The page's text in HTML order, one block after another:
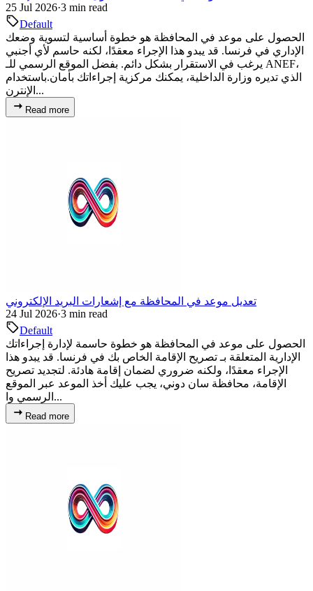
25 Jul 2026·3 min read
Default
الحصول على موعد في المحافظة هو خطوة أساسية لتسوية وضعك
الإداري في فرنسا. قد يبدو هذا الإجراء معقدًا، لكنه حاسم لأي أجنبي
يرغب في الاستقرار بشكل دائم. بفضل الموقع الرسمي للـ ANEF،
الذي تديره وزارة الداخلية، يمكنك مركزية إجراءاتك بأمان.باستخدام
الإنترن...
Read more
تعديل موعد في المحافظة مع إشعارات البريد الإلكتروني
24 Jul 2026·3 min read
Default
الحصول على موعد في المحافظة هو خطوة حاسمة لإدارة إجراءاتك
الإدارية المتعلقة بـ تصريح الإقامة الخاص بك في فرنسا. قد يبدو هذا
الإجراء معقدًا، ولكنه ضروري لضمان إقامة هادئة. لتجديد تصريح
الإقامة، محافظة سان دوني، يجب عليك أخذ الموعد عبر الموقع
الرسمي وا...
Read more